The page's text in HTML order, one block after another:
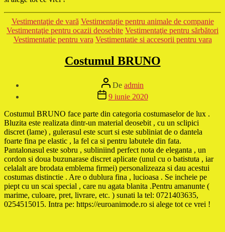
Categorii
Vestimentaţie de vară Vestimentație pentru animale de companie
Vestimentaţie pentru ocazii deosebite Vestimentaţie pentru sărbători
Vestimentatie pentru vara Vestimentatie si accesorii pentru vara
Costumul BRUNO
Autor
articol
De admin
Dată
articol
9 iunie 2020
Costumul BRUNO face parte din categoria costumaselor de lux .
Bluzita este realizata dintr-un material deosebit , cu un sclipici
discret (lame) , gulerasul este scurt si este subliniat de o dantela
foarte fina pe elastic , la fel ca si pentru labutele din fata.
Pantalonasul este sobru , subliniind perfect nota de eleganta , un
cordon si doua buzunarase discret aplicate (unul cu o batistuta , iar
celalalt are brodata emblema firmei) personalizeaza si dau acestui
costumas distinctie . Are o dublura fina , lucioasa . Se incheie pe
piept cu un scai special , care nu agata blanita .Pentru amanunte (
marime, culoare, pret, livrare, etc. ) sunati la tel: 0721403635,
0254515015. Intra pe: https://euroanimode.ro si alege tot ce vrei !